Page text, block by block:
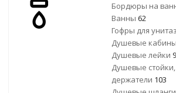
Бордюры на
Ванны 62
Гофры для
Душевые кабины
Душевые лейки
Душевые
держатели 103